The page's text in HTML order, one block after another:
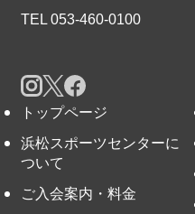
TEL 053-460-0100
トップページ
浜松スポーツセンターに
ついて
ご入会案内・料金